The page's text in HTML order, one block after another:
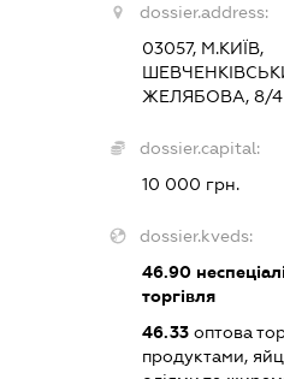
dossier.address:
03057, М.КИЇВ,
ЖЕЛЯБОВА, 8/4
dossier.capital:
10 000 грн.
dossier.kveds:
46.90
торгівля
46.33оптова
продуктами,